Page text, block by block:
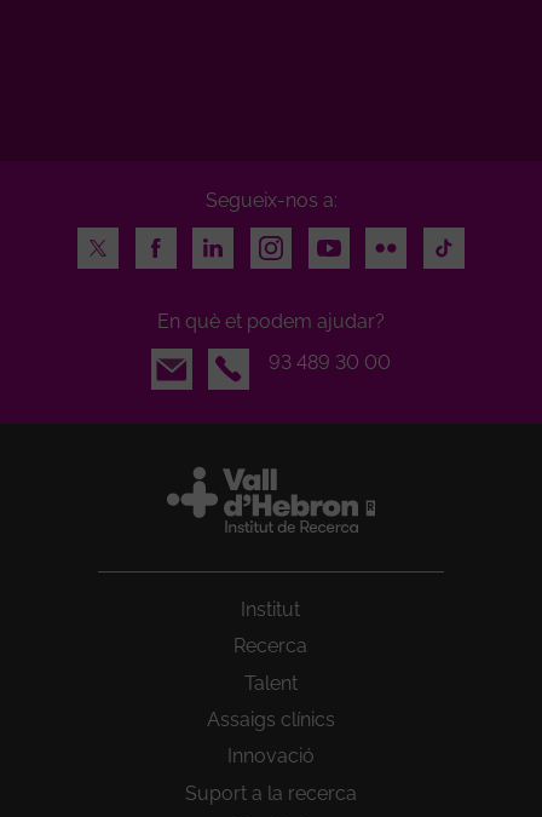
Segueix-nos a:
Twitter
FacebookLinkedInInstagramYoutubeFlickr TikTok
En què et podem ajudar?
Email
93 489 30 00
Institut
Recerca
Talent
Assaigs clínics
Innovació
Suport a la recerca